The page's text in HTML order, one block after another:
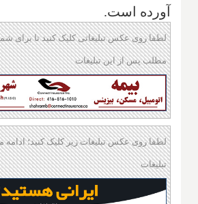
آورده است.
لطفا روی عکس تبلیغاتی کلیک کنید تا برای
مطلب پس از این تبلیغات
لطفا روی عکس تبلیغات زیر کلیک کنید؛
تبلیغات